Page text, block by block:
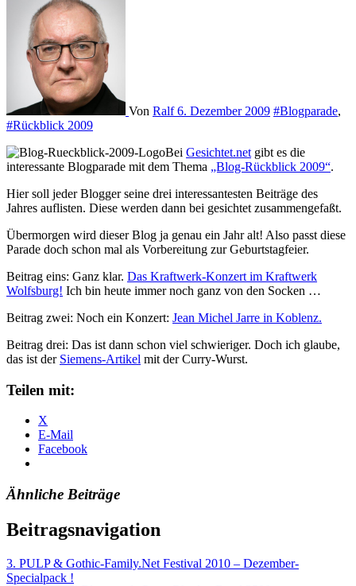
Von Ralf6. Dezember 2009 #Blogparade,
#Rückblick 2009
Bei Gesichtet.net gibt es die
interessante Blogparade mit dem Thema „Blog-Rückblick 2009“.
Hier soll jeder Blogger seine drei interessantesten Beiträge des
Jahres auflisten. Diese werden dann bei gesichtet zusammengefaßt.
Übermorgen wird dieser Blog ja genau ein Jahr alt! Also passt diese
Parade doch schon mal als Vorbereitung zur Geburtstagfeier.
Beitrag eins: Ganz klar. Das Kraftwerk-Konzert im Kraftwerk
Wolfsburg! Ich bin heute immer noch ganz von den Socken …
Beitrag zwei: Noch ein Konzert: Jean Michel Jarre in Koblenz.
Beitrag drei: Das ist dann schon viel schwieriger. Doch ich glaube,
das ist der Siemens-Artikel mit der Curry-Wurst.
Teilen mit:
X
E-Mail
Facebook
Ähnliche Beiträge
Beitragsnavigation
3. PULP & Gothic-Family.Net Festival 2010 – Dezember-
Specialpack !